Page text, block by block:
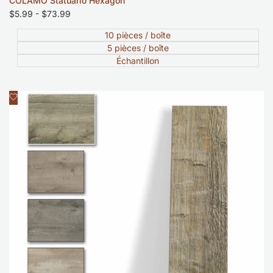
Prix
$5.99 - $73.99
10 pièces / boîte
5 pièces / boîte
Échantillon
Ajouter
liste
souhaits
Aperçu rapide